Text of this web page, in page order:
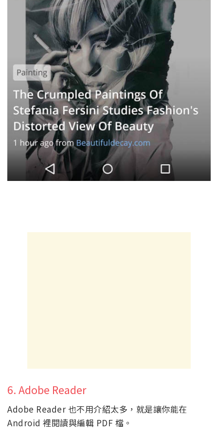
6. Adobe Reader
Adobe Reader 也不用介紹太多，就是讓你能在
Android 裡閱讀與編輯 PDF 檔。